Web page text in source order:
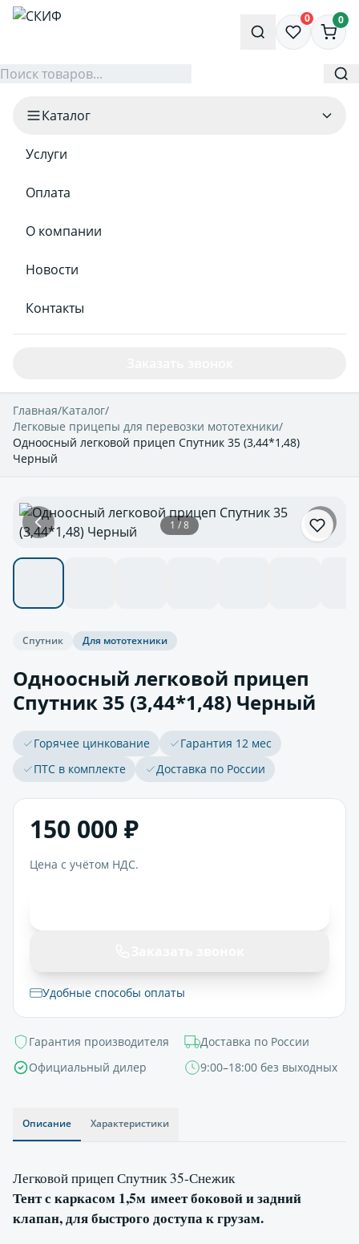
0 0
Каталог
Услуги
Оплата
О компании
Новости
Контакты
Главная/Каталог/
Легковые прицепы для перевозки мототехники/
Одноосный легковой прицеп Спутник 35 (3,44*1,48)
Черный
1 / 8
Спутник Для мототехники
Одноосный легковой прицеп
Спутник 35 (3,44*1,48) Черный
Горячее цинкование
Гарантия 12 мес
ПТС в комплекте
Доставка по России
150 000 ₽
Цена с учётом НДС.
Удобные способы оплаты
Гарантия производителя
Доставка по России
Официальный дилер
9:00–18:00 без выходных
Описание Характеристики
Легковой прицеп Спутник 35-Снежик
Тент с каркасом 1,5м имеет боковой и задний
клапан, для быстрого доступа к грузам.